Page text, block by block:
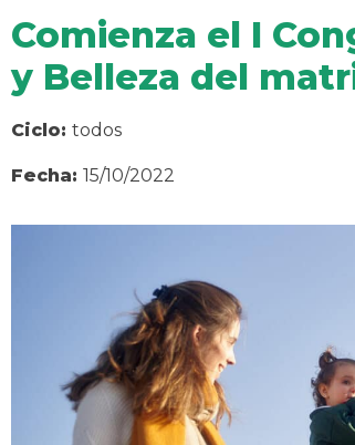
Comienza el I
y Belleza del
Ciclo: todos
Fecha: 15/10/2022